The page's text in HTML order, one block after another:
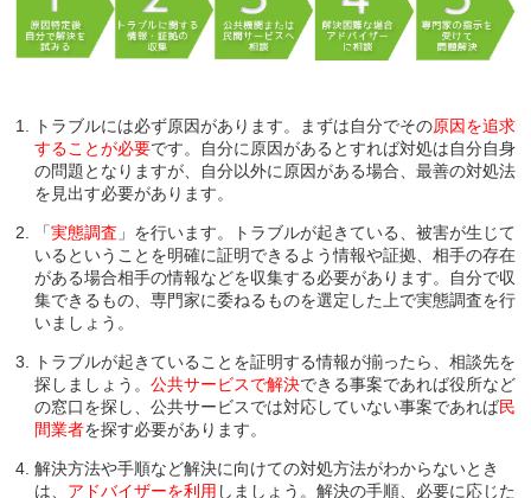
トラブルには必ず原因があります。まずは自分でその原因を追求
することが必要です。自分に原因があるとすれば対処は自分自身
の問題となりますが、自分以外に原因がある場合、最善の対処法
を見出す必要があります。
「実態調査 」を行います。トラブルが起きている、被害が生じて
いるということを明確に証明できるよう情報や証拠、相手の存在
がある場合相手の情報などを収集する必要があります。自分で収
集できるもの、専門家に委ねるものを選定した上で実態調査を行
いましょう。
トラブルが起きていることを証明する情報が揃ったら、相談先を
探しましょう。 公共サービスで解決できる事案であれば役所など
の窓口を探し、公共サービスでは対応していない事案であれば民
間業者を探す必要があります。
解決方法や手順など解決に向けての対処方法がわからないとき
は、 アドバイザーを利用 しましょう。解決の手順、必要に応じた